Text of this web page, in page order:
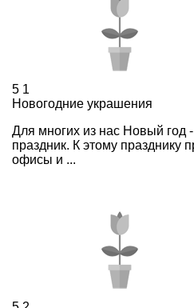
5 1
Новогодние украшения
Для многих из нас Новый
праздник. К этому празднику
офисы и ...